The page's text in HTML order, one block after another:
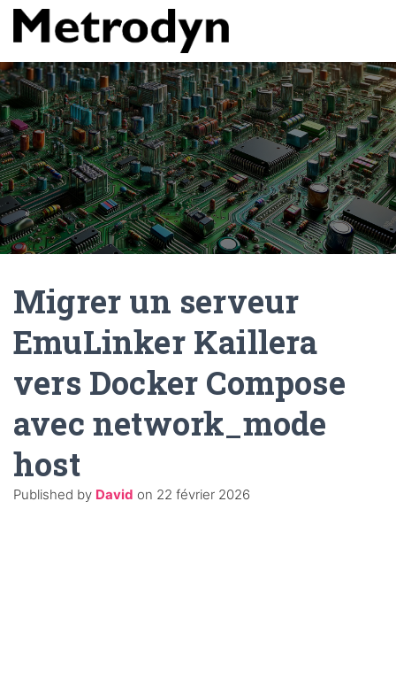
Migrer un serveur
EmuLinker Kaillera
vers Docker Compose
avec network_mode
host
Published by David on 22 février 2026